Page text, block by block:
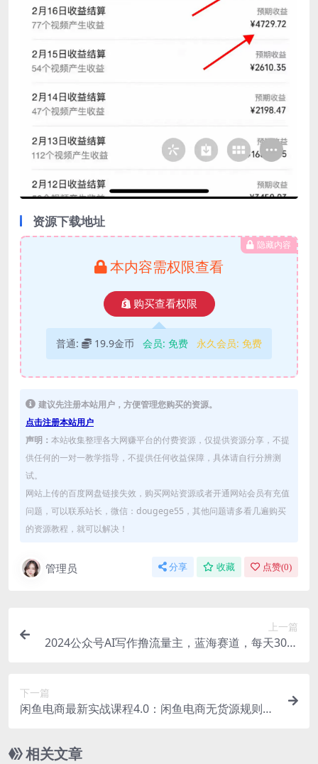
资源下载地址
隐藏内容
本内容需权限查看
购买查看权限
普通: 19.9金币 会员: 免费 永久会员: 免费
建议先注册本站用户，方便管理您购买的资源。
点击注册本站用户
声明： 本站收集整理各大网赚平台的付费资源，仅提供资源分享，不提
供任何的一对一教学指导，不提供任何收益保障，具体请自行分辨测
试。
网站上传的百度网盘链接失效，购买网站资源或者开通网站会员有充值
问题，可以联系站长，微信：dougege55，其他问题请多看几遍购买
的资源教程，就可以解决！
管理员 分享 收藏 点赞(0)
上一篇
2024公众号AI写作撸流量主，蓝海赛道，每天30分
下一篇
闲鱼电商最新实战课程4.0：闲鱼电商无货源规则与
相关文章